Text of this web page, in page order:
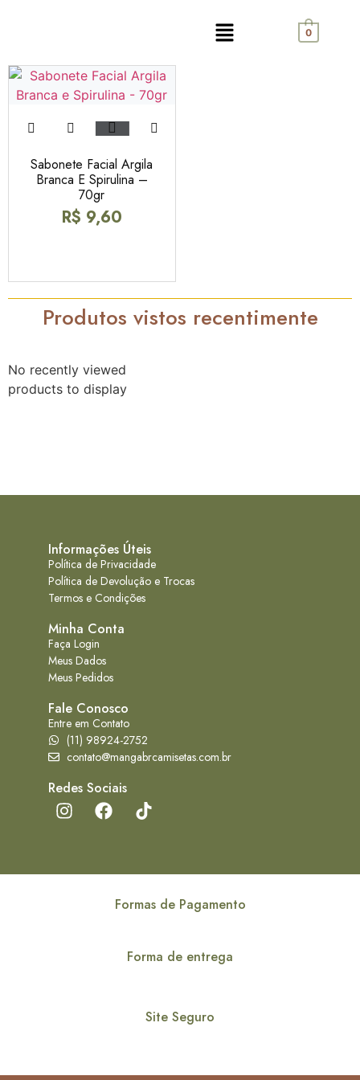
0
Sabonete Facial Argila
Branca E Spirulina –
70gr
R$ 9,60
Produtos vistos recentimente
No recently viewed
products to display
Informações Úteis
Política de Privacidade
Política de Devolução e Trocas
Termos e Condições
Minha Conta
Faça Login
Meus Dados
Meus Pedidos
Fale Conosco
Entre em Contato
(11) 98924-2752
contato@mangabrcamisetas.com.br
Redes Sociais
Formas de Pagamento
Forma de entrega
Site Seguro